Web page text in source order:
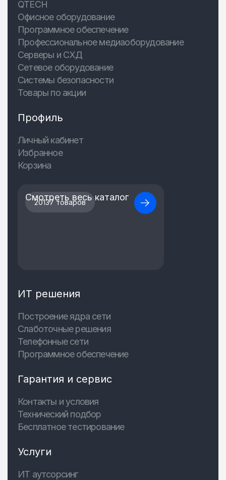
QTECH
Офисное оборудование
Программное обеспечение
Профессиональное медиаоборудование
Серверы и СХД
Сетевое оборудование
Системы безопасности
Товары по акции
Профиль
Личный кабинет
Избранное
Корзина
20137 товаров
Смотреть весь каталог
ИТ решения
Построение ядра сети
Слаботочные решения
Телефонные сети
Программное обеспечение
Гарантия и сервис
Контакты и условия
Технический подбор
Бесплатное тестирование
Услуги
ИТ аутсорсинг